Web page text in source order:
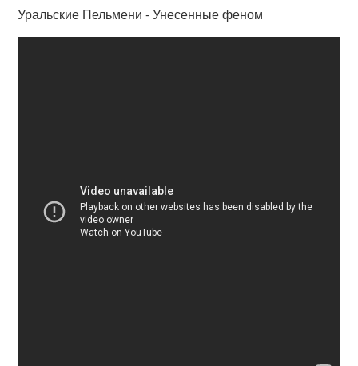
Уральские Пельмени - Унесенные феном